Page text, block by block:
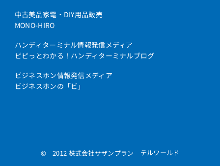
中古美品家電・DIY用品販売
MONO-HIRO
ハンディターミナル情報発信メディア
ピピっとわかる！ハンディターミナルブログ
ビジネスホン情報発信メディア
ビジネスホンの「ビ」
© 2012 株式会社サザンプラン テルワールド